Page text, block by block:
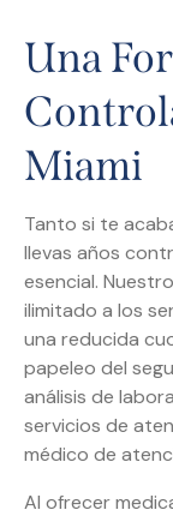
Una
Miami
Tanto si te
llevas años
esencial.
ilimitado a los
una reducida
papeleo del
análisis de
servicios de
médico de
Al ofrecer